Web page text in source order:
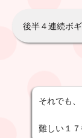
後半４連続ボ
それでも、
難しい１